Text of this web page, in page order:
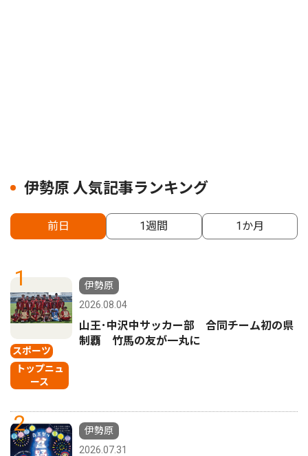
伊勢原 人気記事ランキング
前日 1週間 1か月
1
スポーツ
トップニュ
ース
伊勢原
2026.08.04
山王･中沢中サッカー部 合同チーム初の県
制覇 竹馬の友が一丸に
2
伊勢原
2026.07.31